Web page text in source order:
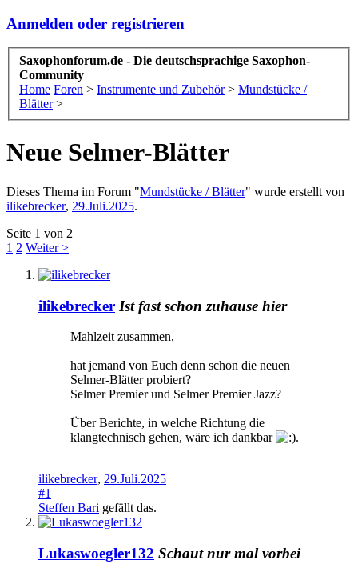
Anmelden oder registrieren
Saxophonforum.de - Die deutschsprachige Saxophon-
Community
Home Foren > Instrumente und Zubehör > Mundstücke /
Blätter >
Neue Selmer-Blätter
Dieses Thema im Forum "Mundstücke / Blätter" wurde erstellt von
ilikebrecker, 29.Juli.2025.
Seite 1 von 2
1 2 Weiter >
ilikebrecker Ist fast schon zuhause hier
Mahlzeit zusammen,
hat jemand von Euch denn schon die neuen
Selmer-Blätter probiert?
Selmer Premier und Selmer Premier Jazz?
Über Berichte, in welche Richtung die
klangtechnisch gehen, wäre ich dankbar
.
ilikebrecker, 29.Juli.2025
#1
Steffen Bari gefällt das.
Lukaswoegler132 Schaut nur mal vorbei